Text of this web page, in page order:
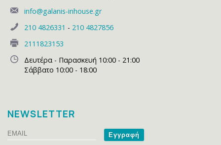
info@galanis-inhouse.gr
210 4826331 - 210 4827856
2111823153
Δευτέρα - Παρασκευή 10:00 - 21:00
Σάββατο 10:00 - 18:00
NEWSLETTER
Email
Name